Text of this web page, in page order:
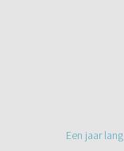
Een jaar